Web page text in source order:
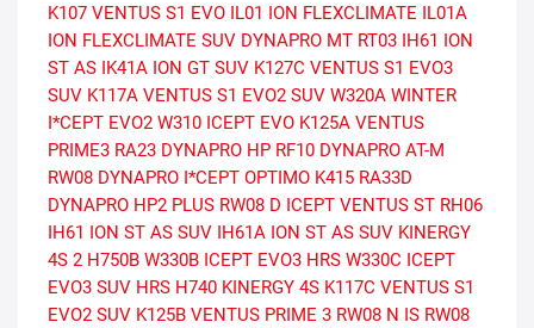
K107 VENTUS S1 EVO IL01 ION FLEXCLIMATE IL01A
ION FLEXCLIMATE SUV DYNAPRO MT RT03 IH61 ION
ST AS IK41A ION GT SUV K127C VENTUS S1 EVO3
SUV K117A VENTUS S1 EVO2 SUV W320A WINTER
I*CEPT EVO2 W310 ICEPT EVO K125A VENTUS
PRIME3 RA23 DYNAPRO HP RF10 DYNAPRO AT-M
RW08 DYNAPRO I*CEPT OPTIMO K415 RA33D
DYNAPRO HP2 PLUS RW08 D ICEPT VENTUS ST RH06
IH61 ION ST AS SUV IH61A ION ST AS SUV KINERGY
4S 2 H750B W330B ICEPT EVO3 HRS W330C ICEPT
EVO3 SUV HRS H740 KINERGY 4S K117C VENTUS S1
EVO2 SUV K125B VENTUS PRIME 3 RW08 N IS RW08